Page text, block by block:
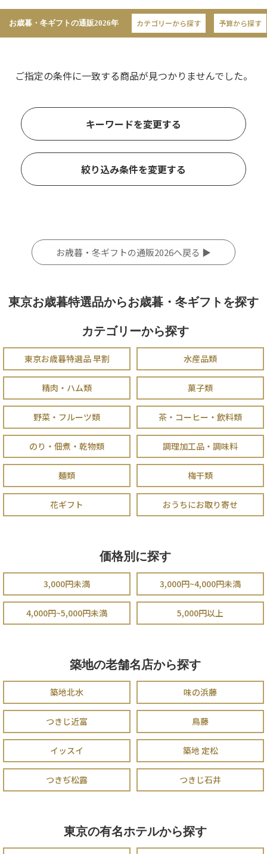
お歳暮・冬ギフトの通販2026年 カテゴリーから探す 予算から探す
ご指定の条件に一致する商品が見つかりませんでした。
キーワードを変更する
絞り込み条件を変更する
お歳暮・冬ギフトの通販2026へ戻る ▶
東京お歳暮特選品からお歳暮・冬ギフトを探す
カテゴリーから探す
東京お歳暮特選品 早割 水産品類
精肉・ハム類 菓子類
野菜・フルーツ類 茶・コーヒー・飲料類
のり・佃煮・乾物類 調理加工品・調味料
麺類 梅干類
花ギフト おうちにお取り寄せ
価格別に探す
3,000円未満 3,000円~4,000円未満
4,000円~5,000円未満 5,000円以上
築地の老舗名店から探す
築地北水 味の浜藤
つきじ近富 鳥藤
イッスイ 築地 定松
つきぢ松露 つきじ石井
東京の有名ホテルから探す